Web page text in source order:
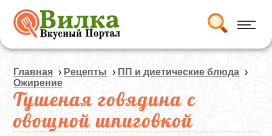
Главная › Рецепты › ПП и диетические блюда ›
Ожирение
Тушеная говядина с
овощной шпиговкой